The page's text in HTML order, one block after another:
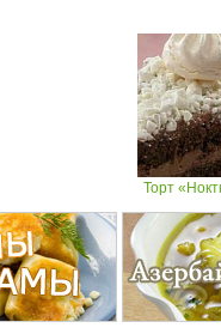
Торт